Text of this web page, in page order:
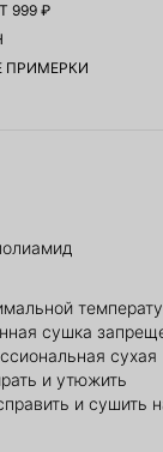
999 ₽
ПРИМЕРКИ
сушка
сухая
и утюжить
и сушить